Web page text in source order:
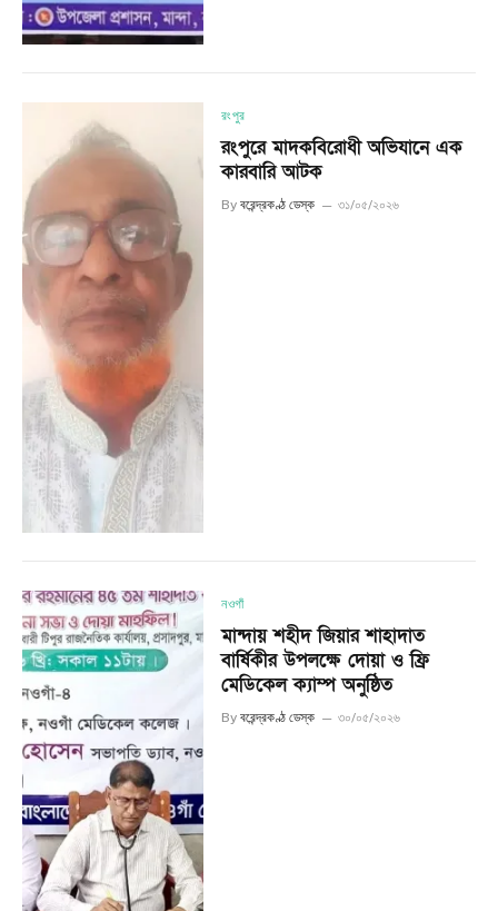
রংপুর
রংপুরে মাদকবিরোধী অভিযানে এক
কারবারি আটক
By বরেন্দ্রকণ্ঠ ডেস্ক ৩১/০৫/২০২৬
নওগাঁ
মান্দায় শহীদ জিয়ার শাহাদাত
বার্ষিকীর উপলক্ষে দোয়া ও ফ্রি
মেডিকেল ক্যাম্প অনুষ্ঠিত
By বরেন্দ্রকণ্ঠ ডেস্ক ৩০/০৫/২০২৬